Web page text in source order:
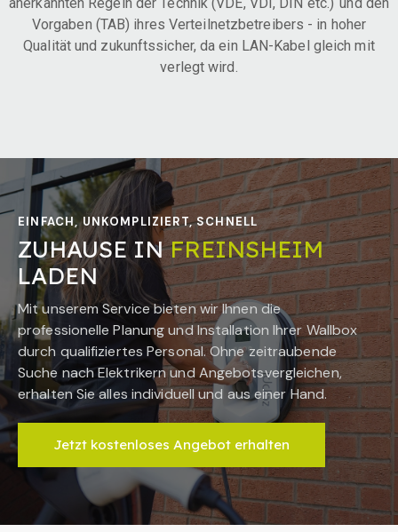
Vorgaben (TAB) ihres Verteilnetzbetreibers - in hoher
Qualität und zukunftssicher, da ein LAN-Kabel gleich mit
verlegt wird.
EINFACH, UNKOMPLIZIERT, SCHNELL
ZUHAUSE INFREINSHEIM
LADEN
Mit unserem Service bieten wir Ihnen die
professionelle Planung und Installation Ihrer Wallbox
durch qualifiziertes Personal. Ohne zeitraubende
Suche nach Elektrikern und Angebotsvergleichen,
erhalten Sie alles individuell und aus einer Hand.
Jetzt kostenloses Angebot erhalten